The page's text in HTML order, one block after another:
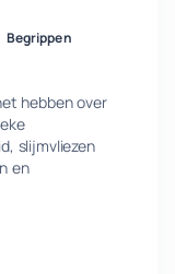
Begrippen
hebben over
slijmvliezen
en